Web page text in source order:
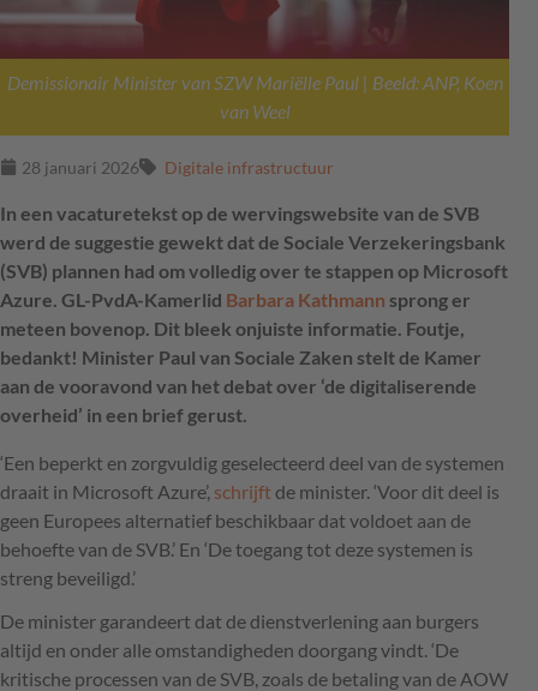
Demissionair Minister van SZW Mariëlle Paul | Beeld: ANP, Koen
van Weel
28 januari 2026 Digitale infrastructuur
In een vacaturetekst op de wervingswebsite van de SVB
werd de suggestie gewekt dat de Sociale Verzekeringsbank
(SVB) plannen had om volledig over te stappen op Microsoft
Azure. GL-PvdA-Kamerlid Barbara Kathmann sprong er
meteen bovenop. Dit bleek onjuiste informatie. Foutje,
bedankt! Minister Paul van Sociale Zaken stelt de Kamer
aan de vooravond van het debat over ‘de digitaliserende
overheid’ in een brief gerust.
‘Een beperkt en zorgvuldig geselecteerd deel van de systemen
draait in Microsoft Azure’, schrijft de minister. ‘Voor dit deel is
geen Europees alternatief beschikbaar dat voldoet aan de
behoefte van de SVB.’ En ‘De toegang tot deze systemen is
streng beveiligd.’
De minister garandeert dat de dienstverlening aan burgers
altijd en onder alle omstandigheden doorgang vindt. ‘De
kritische processen van de SVB, zoals de betaling van de AOW